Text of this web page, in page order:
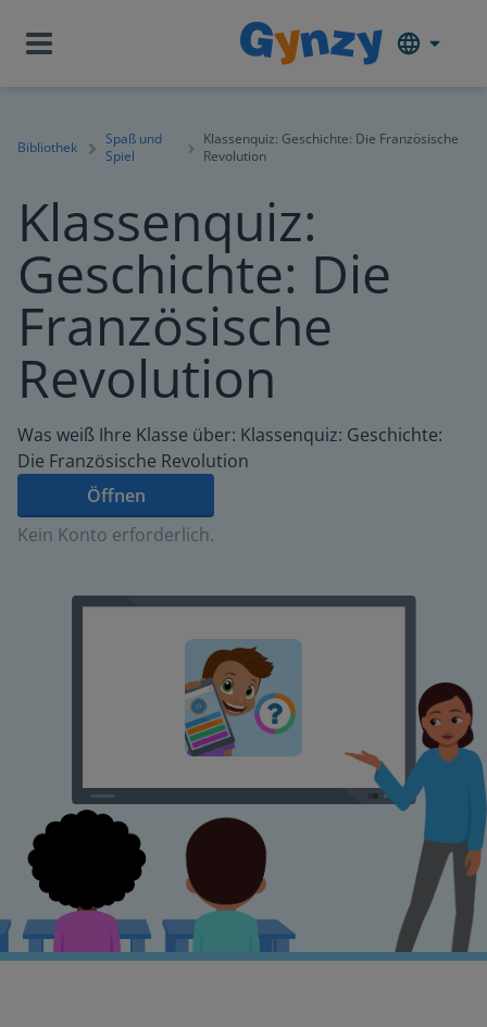
Bibliothek
Spaß und
Spiel
Klassenquiz: Geschichte: Die Französische
Revolution
Klassenquiz:
Geschichte: Die
Französische
Revolution
Was weiß Ihre Klasse über: Klassenquiz: Geschichte:
Die Französische Revolution
Öffnen
Kein Konto erforderlich.